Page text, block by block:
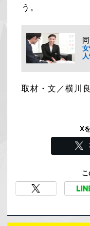
う。
取材・文／横川
X